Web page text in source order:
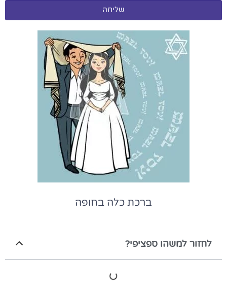
שליחה
ברכת כלה בחופה
לחזור למשהו ספציפי?